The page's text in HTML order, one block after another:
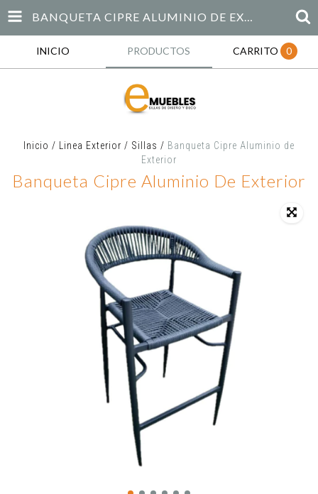
BANQUETA CIPRE ALUMINIO DE EXTERIOR
INICIO PRODUCTOS CARRITO 0
Inicio / Linea Exterior / Sillas / Banqueta Cipre Aluminio de
Exterior
Banqueta Cipre Aluminio De Exterior